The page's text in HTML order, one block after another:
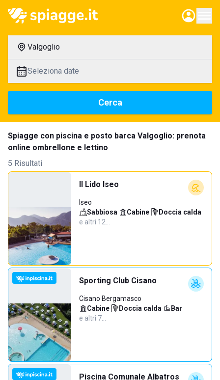
Valgoglio
Seleziona date
Cerca
Spiagge con piscina e posto barca Valgoglio: prenota
online ombrellone e lettino
5 Risultati
Il Lido Iseo
Iseo
Sabbiosa· Cabine· Doccia calda·
e altri 12…
Sporting Club Cisano
Cisano Bergamasco
Cabine· Doccia calda· Bar·
e altri 7…
Piscina Comunale Albatros